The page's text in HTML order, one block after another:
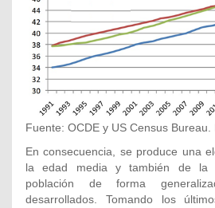
Fuente: OCDE y US Census Bureau.
En consecuencia, se produce una
la edad media y también de la
población de forma
desarrollados. Tomando los